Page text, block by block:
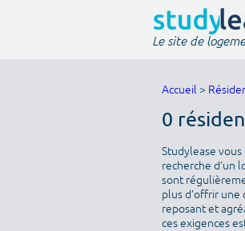
Le site de
Accueil >
0
Studylease vous
recherche d’un
sont
plus d’offrir une
reposant et
ces exigences